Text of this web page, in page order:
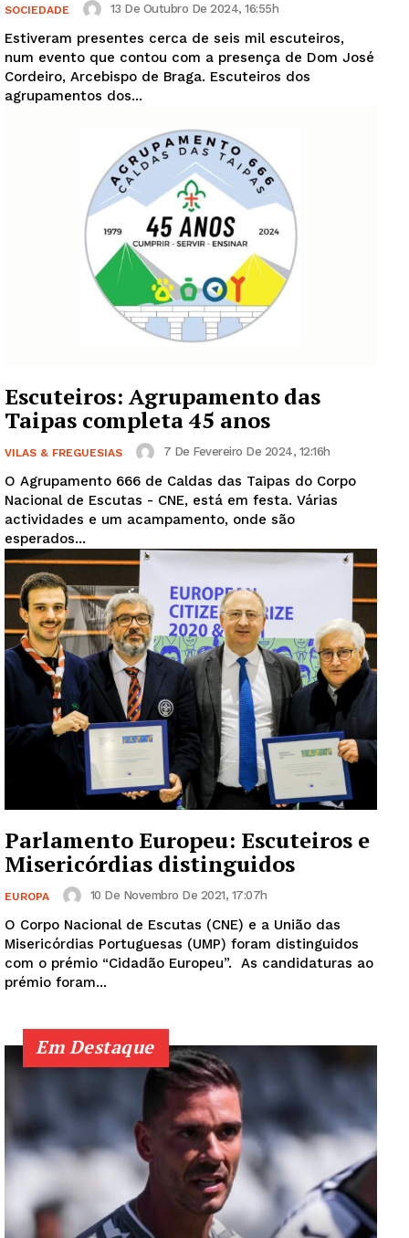
Guimarães, agora!
SUBSCREVA JÁ!
SOCIEDADE 13 De Outubro De 2024, 16:55h
Estiveram presentes cerca de seis mil escuteiros,
num evento que contou com a presença de Dom José
Cordeiro, Arcebispo de Braga. Escuteiros dos
agrupamentos dos...
Escuteiros: Agrupamento das
Taipas completa 45 anos
VILAS & FREGUESIAS 7 De Fevereiro De 2024, 12:16h
O Agrupamento 666 de Caldas das Taipas do Corpo
Nacional de Escutas - CNE, está em festa. Várias
actividades e um acampamento, onde são
esperados...
Parlamento Europeu: Escuteiros e
Misericórdias distinguidos
EUROPA 10 De Novembro De 2021, 17:07h
O Corpo Nacional de Escutas (CNE) e a União das
Misericórdias Portuguesas (UMP) foram distinguidos
com o prémio “Cidadão Europeu”. As candidaturas ao
prémio foram...
Em Destaque